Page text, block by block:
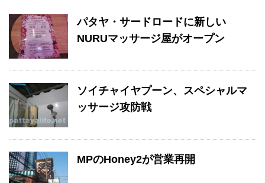
パタヤ・サードロードに新しい
NURUマッサージ屋がオープン
ソイチャイヤプーン、スペシャルマ
ッサージ攻防戦
MPのHoney2が営業再開